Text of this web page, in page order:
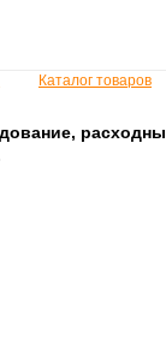
Каталог товаров